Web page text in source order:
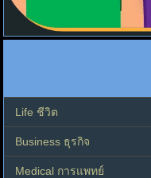
Life ชีวิต
Business ธุรกิจ
Medical การแพทย์